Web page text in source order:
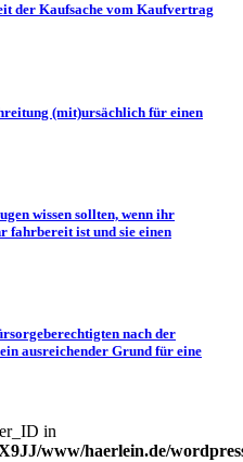
der Kaufsache vom Kaufvertrag
(mit)ursächlich für einen
wissen sollten, wenn ihr
fahrbereit ist und sie einen
nach der
ausreichender Grund für eine
in
www/haerlein.de/